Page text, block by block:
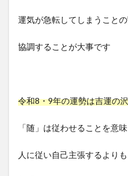
運気が急転してしまうこと
協調することが大事です
令和8・9年の運勢は吉運の
「随」は従わせることを意味
人に従い自己主張するよりも